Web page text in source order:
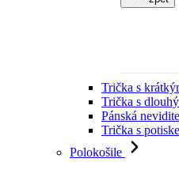
Trička s
Trička s
Pánská
Trička s
Polokošile